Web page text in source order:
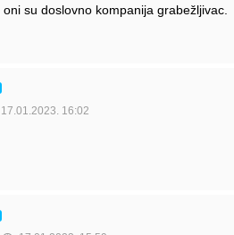
su doslovno kompanija grabežljivac.
17.01.2023. 16:02